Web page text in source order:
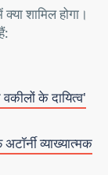
शामिल होगा।
के दायित्व'
व्याख्यात्मक